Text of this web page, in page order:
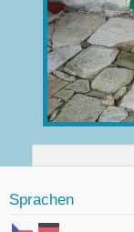
Sprachen